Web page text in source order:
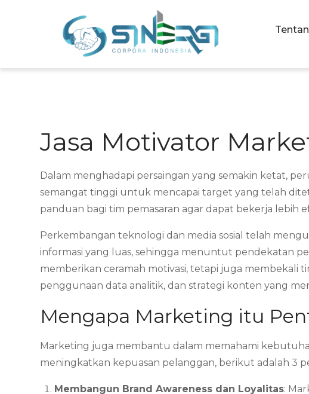
Jasa Motivator
Dalam menghadapi persaingan yang semakin ketat,
semangat tinggi untuk mencapai target yang telah
panduan bagi tim pemasaran agar dapat bekerja lebih
Perkembangan teknologi dan media sosial telah
informasi yang luas, sehingga menuntut pendekatan
memberikan ceramah motivasi, tetapi juga
penggunaan data analitik, dan strategi konten yang
Mengapa Marketing itu
Marketing juga membantu dalam memahami
meningkatkan kepuasan pelanggan, berikut adalah 3
Membangun Brand Awareness dan Loyalitas: